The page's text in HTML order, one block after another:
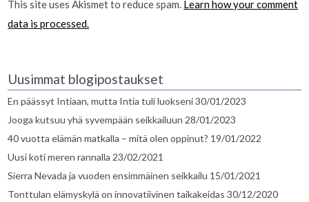
This site uses Akismet to reduce spam. Learn how your comment
data is processed.
Uusimmat blogipostaukset
En päässyt Intiaan, mutta Intia tuli luokseni30/01/2023
Jooga kutsuu yhä syvempään seikkailuun 28/01/2023
40 vuotta elämän matkalla – mitä olen oppinut? 19/01/2022
Uusi koti meren rannalla 23/02/2021
Sierra Nevada ja vuoden ensimmäinen seikkailu 15/01/2021
Tonttulan elämyskylä on innovatiivinen taikakeidas 30/12/2020